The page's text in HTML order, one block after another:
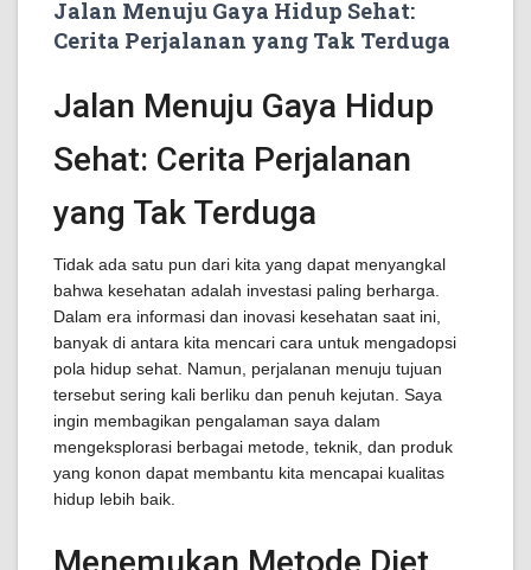
Jalan Menuju Gaya Hidup Sehat:
Cerita Perjalanan yang Tak Terduga
Jalan Menuju Gaya Hidup
Sehat: Cerita Perjalanan
yang Tak Terduga
Tidak ada satu pun dari kita yang dapat menyangkal
bahwa kesehatan adalah investasi paling berharga.
Dalam era informasi dan inovasi kesehatan saat ini,
banyak di antara kita mencari cara untuk mengadopsi
pola hidup sehat. Namun, perjalanan menuju tujuan
tersebut sering kali berliku dan penuh kejutan. Saya
ingin membagikan pengalaman saya dalam
mengeksplorasi berbagai metode, teknik, dan produk
yang konon dapat membantu kita mencapai kualitas
hidup lebih baik.